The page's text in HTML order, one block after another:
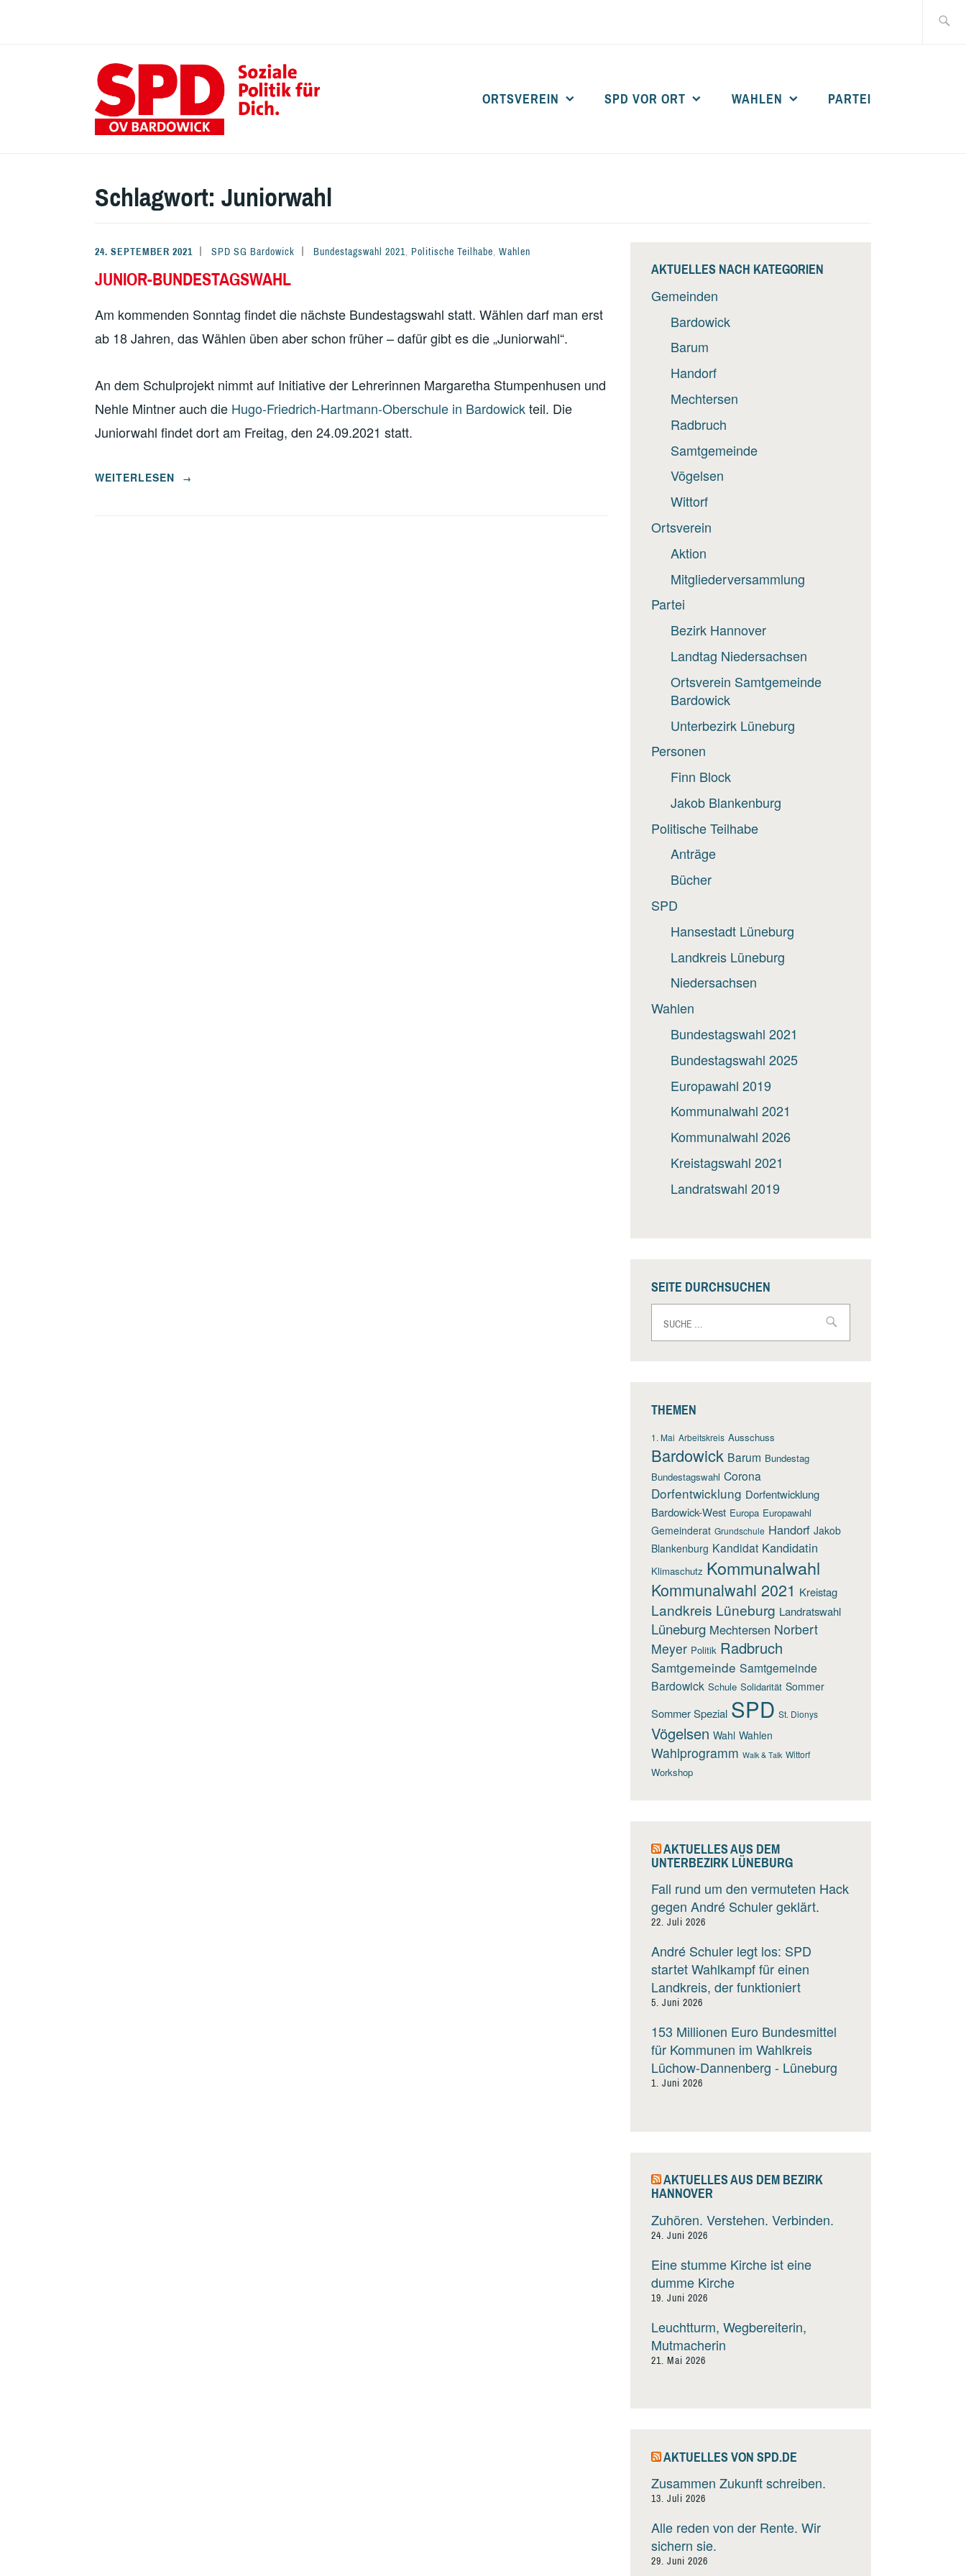
nach:
ORTSVEREIN SPD VOR ORT WAHLEN PARTEI
Schlagwort: Juniorwahl
24. SEPTEMBER 2021 SPD SG Bardowick Bundestagswahl 2021 Politische Teilhabe Wahlen
JUNIOR-BUNDESTAGSWAHL
Am kommenden Sonntag findet die nächste Bundestagswahl statt. Wählen darf man erst
ab 18 Jahren, das Wählen üben aber schon früher – dafür gibt es die „Juniorwahl“.
An dem Schulprojekt nimmt auf Initiative der Lehrerinnen Margaretha Stumpenhusen und
Nehle Mintner auch die Hugo-Friedrich-Hartmann-Oberschule in Bardowickteil. Die
Juniorwahl findet dort am Freitag, den 24.09.2021 statt.
„JUNIOR-
WEITERLESEN →
AKTUELLES NACH KATEGORIEN
Gemeinden
Bardowick
Barum
Handorf
Mechtersen
Radbruch
Samtgemeinde
Vögelsen
Wittorf
Ortsverein
Aktion
Mitgliederversammlung
Partei
Bezirk Hannover
Landtag Niedersachsen
Ortsverein Samtgemeinde
Bardowick
Unterbezirk Lüneburg
Personen
Finn Block
Jakob Blankenburg
Politische Teilhabe
Anträge
Bücher
SPD
Hansestadt Lüneburg
Landkreis Lüneburg
Niedersachsen
Wahlen
Bundestagswahl 2021
Bundestagswahl 2025
Europawahl 2019
Kommunalwahl 2021
Kommunalwahl 2026
Kreistagswahl 2021
Landratswahl 2019
SEITE DURCHSUCHEN
nach:
THEMEN
1. Mai Arbeitskreis Ausschuss
Bardowick Barum Bundestag
Bundestagswahl Corona
Dorfentwicklung Dorfentwicklung
Bardowick-West Europa Europawahl
Gemeinderat Grundschule Handorf Jakob
Blankenburg Kandidat Kandidatin
Klimaschutz Kommunalwahl
Kommunalwahl 2021 Kreistag
Landkreis Lüneburg Landratswahl
Lüneburg Mechtersen Norbert
Meyer Politik Radbruch
Samtgemeinde Samtgemeinde
Bardowick Schule Solidarität Sommer
Sommer Spezial SPD St. Dionys
Vögelsen Wahl Wahlen
Wahlprogramm Walk & Talk Wittorf
Workshop
AKTUELLES AUS DEM
UNTERBEZIRK LÜNEBURG
Fall rund um den vermuteten Hack
gegen André Schuler geklärt.
22. Juli 2026
André Schuler legt los: SPD
startet Wahlkampf für einen
Landkreis, der funktioniert
5. Juni 2026
153 Millionen Euro Bundesmittel
für Kommunen im Wahlkreis
Lüchow-Dannenberg - Lüneburg
1. Juni 2026
AKTUELLES AUS DEM BEZIRK
HANNOVER
Zuhören. Verstehen. Verbinden.
24. Juni 2026
Eine stumme Kirche ist eine
dumme Kirche
19. Juni 2026
Leuchtturm, Wegbereiterin,
Mutmacherin
21. Mai 2026
AKTUELLES VON SPD.DE
Zusammen Zukunft schreiben.
13. Juli 2026
Alle reden von der Rente. Wir
sichern sie.
29. Juni 2026